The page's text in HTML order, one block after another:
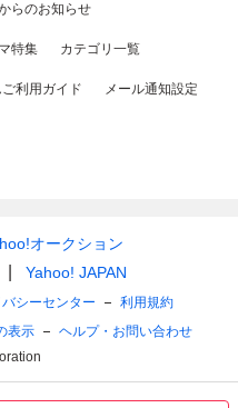
らのお知らせ
特集 カテゴリ一覧
利用ガイド メール通知設定
オークション
Yahoo! JAPAN
シーセンター
利用規約
表示
ヘルプ・お問い合わせ